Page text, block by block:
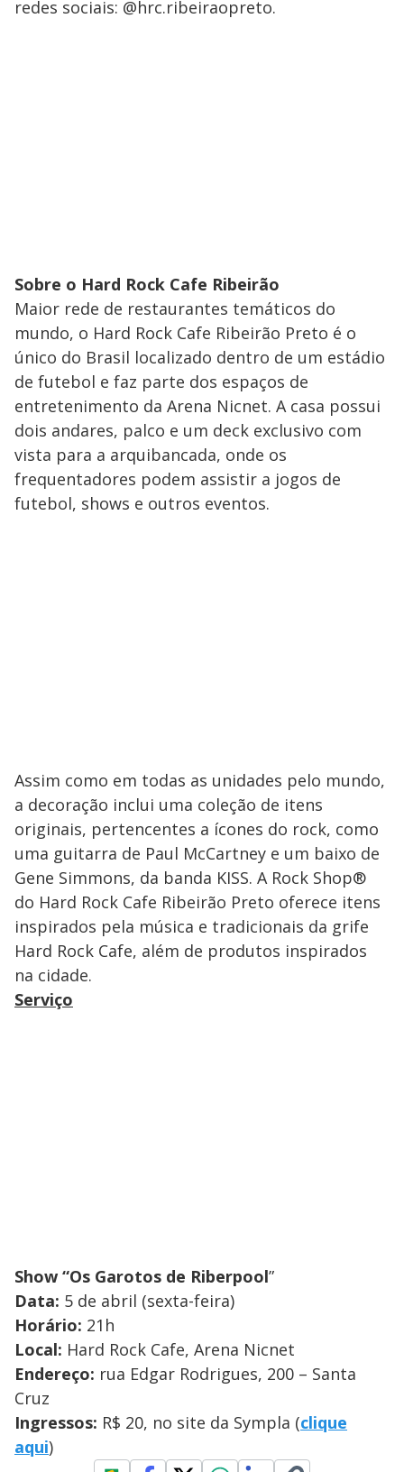
redes sociais: @hrc.ribeiraopreto.
Sobre o Hard Rock Cafe Ribeirão
Maior rede de restaurantes temáticos do
mundo, o Hard Rock Cafe Ribeirão Preto é o
único do Brasil localizado dentro de um estádio
de futebol e faz parte dos espaços de
entretenimento da Arena Nicnet. A casa possui
dois andares, palco e um deck exclusivo com
vista para a arquibancada, onde os
frequentadores podem assistir a jogos de
futebol, shows e outros eventos.
Assim como em todas as unidades pelo mundo,
a decoração inclui uma coleção de itens
originais, pertencentes a ícones do rock, como
uma guitarra de Paul McCartney e um baixo de
Gene Simmons, da banda KISS. A Rock Shop®
do Hard Rock Cafe Ribeirão Preto oferece itens
inspirados pela música e tradicionais da grife
Hard Rock Cafe, além de produtos inspirados
na cidade.
Serviço
Show “Os Garotos de Riberpool”
Data: 5 de abril (sexta-feira)
Horário: 21h
Local: Hard Rock Cafe, Arena Nicnet
Endereço: rua Edgar Rodrigues, 200 – Santa
Cruz
Ingressos: R$ 20, no site da Sympla (clique
aqui)